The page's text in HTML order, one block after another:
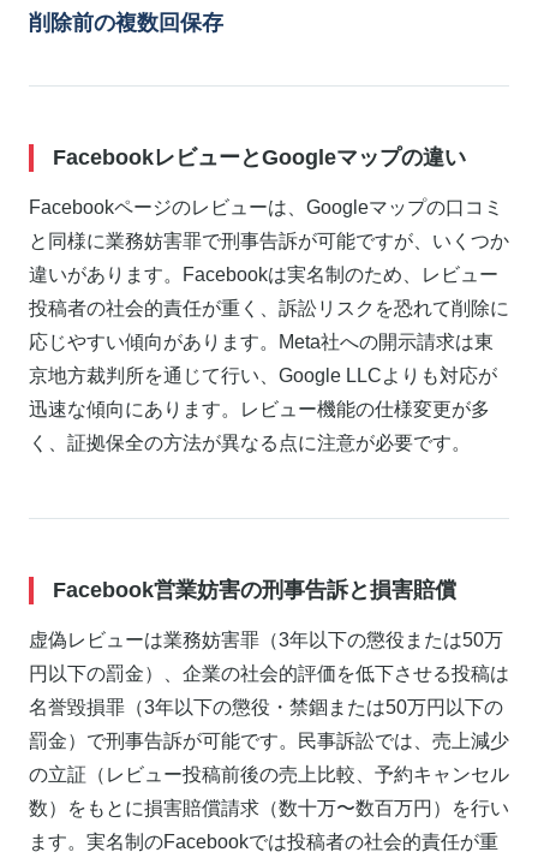
削除前の複数回保存
FacebookレビューとGoogleマップの違い
Facebookページのレビューは、Googleマップの口コミ
と同様に業務妨害罪で刑事告訴が可能ですが、いくつか
違いがあります。Facebookは実名制のため、レビュー
投稿者の社会的責任が重く、訴訟リスクを恐れて削除に
応じやすい傾向があります。Meta社への開示請求は東
京地方裁判所を通じて行い、Google LLCよりも対応が
迅速な傾向にあります。レビュー機能の仕様変更が多
く、証拠保全の方法が異なる点に注意が必要です。
Facebook営業妨害の刑事告訴と損害賠償
虚偽レビューは業務妨害罪（3年以下の懲役または50万
円以下の罰金）、企業の社会的評価を低下させる投稿は
名誉毀損罪（3年以下の懲役・禁錮または50万円以下の
罰金）で刑事告訴が可能です。民事訴訟では、売上減少
の立証（レビュー投稿前後の売上比較、予約キャンセル
数）をもとに損害賠償請求（数十万〜数百万円）を行い
ます。実名制のFacebookでは投稿者の社会的責任が重